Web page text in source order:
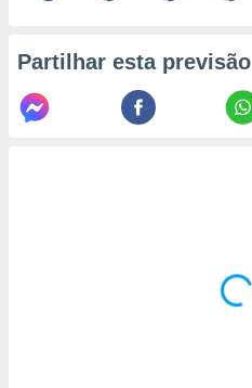
Partilhar esta previsão